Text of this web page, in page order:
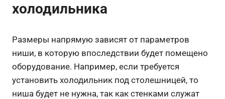
холодильника
Размеры напрямую зависят от параметров
ниши, в которую впоследствии будет помещено
оборудование. Например, если требуется
установить холодильник под столешницей, то
ниша будет не нужна, так как стенками служат